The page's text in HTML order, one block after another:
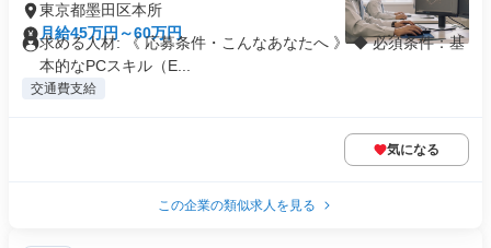
東京都墨田区本所
月給45万円～60万円
求める人材: 《 応募条件・こんなあなたへ 》 ◆ 必須条件：基
本的なPCスキル（E...
交通費支給
気になる
この企業の類似求人を見る